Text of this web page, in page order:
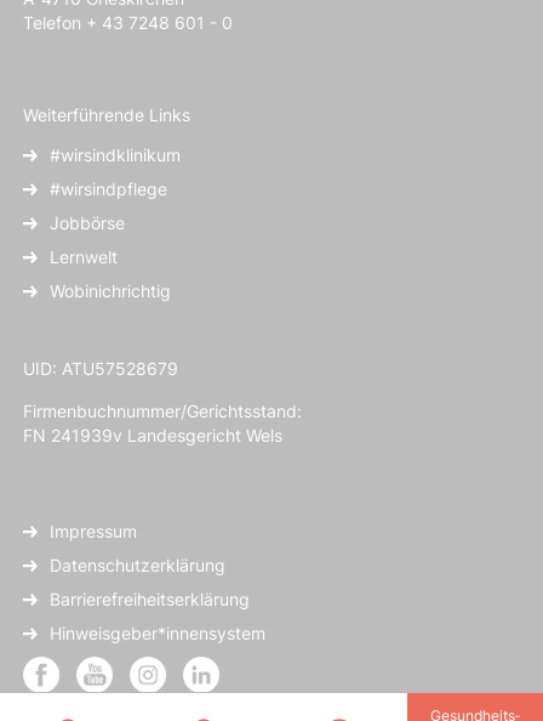
Gesundheits­
Telefon + 43 7248 601 - 0
Weiterführende Links
#wirsindklinikum
#wirsindpflege
Jobbörse
Lernwelt
Wobinichrichtig
UID: ATU57528679
Firmenbuchnummer/Gerichtsstand:
FN 241939v Landesgericht Wels
Impressum
Datenschutzerklärung
Barrierefreiheitserklärung
Hinweisgeber*innensystem